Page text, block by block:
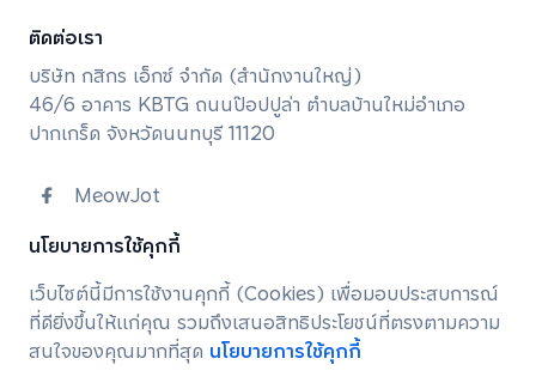
นโยบายการใช้คุกกี้
เว็บไซต์นี้มีการใช้งานคุกกี้ (Cookies) เพื่อมอบประสบการณ์
ที่ดียิ่งขึ้นให้แก่คุณ รวมถึงเสนอสิทธิประโยชน์ที่ตรงตามความ
สนใจของคุณมากที่สุด นโยบายการใช้คุกกี้
ติดต่อเรา
บริษัท กสิกร เอ็กซ์ จํากัด (สํานักงานใหญ่)
46/6 อาคาร KBTG ถนนป๊อปปูล่า ตำบลบ้านใหม่อำเภอ
ปากเกร็ด จังหวัดนนทบุรี 11120
MeowJot
meowjot.support@kbtg.tech
นโยบายการคุ้มครองข้อมูลส่วนบุคคล
นโยบายการใช้คุกกี้